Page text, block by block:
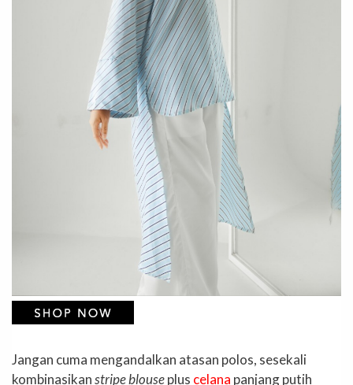
Jangan cuma mengandalkan atasan polos, sesekali
kombinasikanstripe blouseplus celana panjang putih